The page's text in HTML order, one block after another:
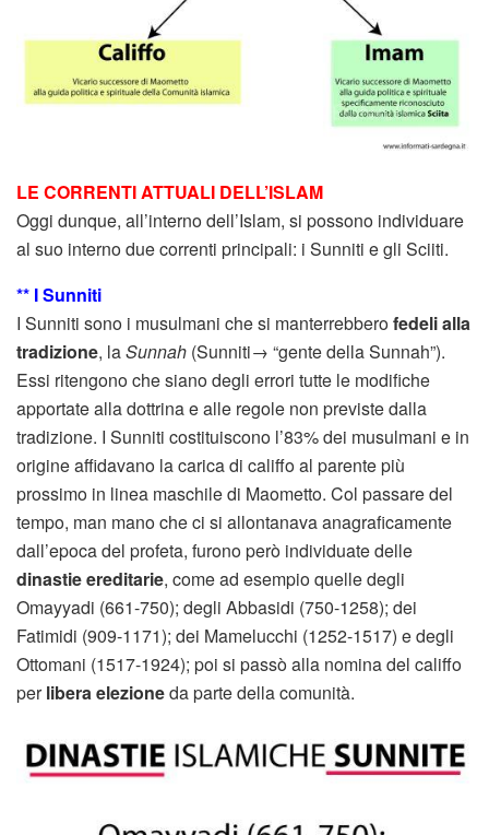
LE CORRENTI ATTUALI DELL’ISLAM
Oggi dunque, all’interno dell’Islam, si possono individuare
al suo interno due correnti principali: i Sunniti e gli Sciiti.
** I Sunniti
I Sunniti sono i musulmani che si manterrebberofedeli alla
tradizione, laSunnah (Sunniti→ “gente della Sunnah”).
Essi ritengono che siano degli errori tutte le modifiche
apportate alla dottrina e alle regole non previste dalla
tradizione. I Sunniti costituiscono l’83% dei musulmani e in
origine affidavano la carica di califfo al parente più
prossimo in linea maschile di Maometto. Col passare del
tempo, man mano che ci si allontanava anagraficamente
dall’epoca del profeta, furono però individuate delle
dinastie ereditarie, come ad esempio quelle degli
Omayyadi (661-750); degli Abbasidi (750-1258); dei
Fatimidi (909-1171); dei Mamelucchi (1252-1517) e degli
Ottomani (1517-1924); poi si passò alla nomina del califfo
perlibera elezioneda parte della comunità.